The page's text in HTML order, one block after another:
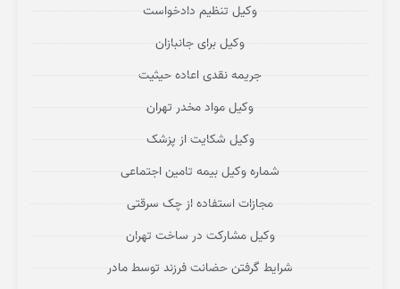
وکیل تنظیم دادخواست
وکیل برای جانبازان
جریمه نقدی اعاده حیثیت
وکیل مواد مخدر تهران
وکیل شکایت از پزشک
شماره وکیل بیمه تامین اجتماعی
مجازات استفاده از چک سرقتی
وکیل مشارکت در ساخت تهران
شرایط گرفتن حضانت فرزند توسط مادر